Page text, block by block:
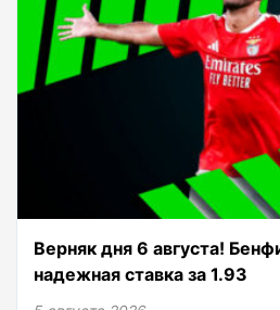
Верняк дня 6 августа!
надежная ставка за 1.93